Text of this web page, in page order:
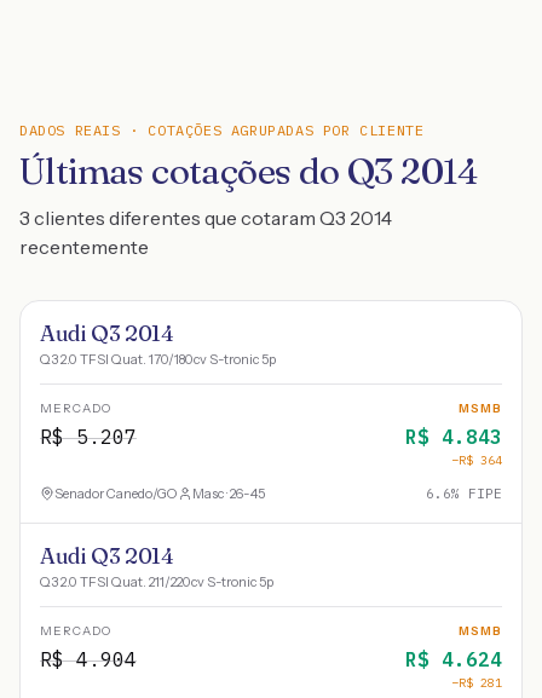
DADOS REAIS · COTAÇÕES AGRUPADAS POR CLIENTE
Últimas cotações do Q3 2014
3 clientes diferentes que cotaram Q3 2014
recentemente
Audi Q3 2014
Q3 2.0 TFSI Quat. 170/180cv S-tronic 5p
MERCADO
R$5.207
MSMB
R$ 4.843
−R$ 364
Senador Canedo/GO Masc · 26-45 6.6% FIPE
Audi Q3 2014
Q3 2.0 TFSI Quat. 211/220cv S-tronic 5p
MERCADO
R$4.904
MSMB
R$ 4.624
−R$ 281